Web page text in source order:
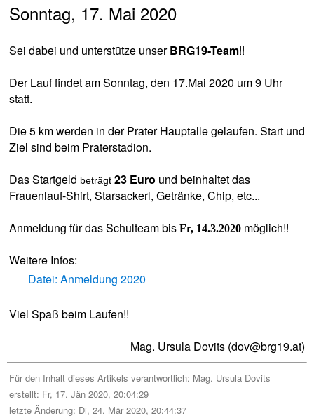
Sonntag, 17. Mai 2020
Sei dabei und unterstütze unserBRG19-Team!!
Der Lauf findet am Sonntag, den 17.Mai 2020 um 9 Uhr
statt.
Die 5 km werden in der Prater Hauptalle gelaufen. Start und
Ziel sind beim Praterstadion.
Das Startgeld beträgt 23 Euro und beinhaltet das
Frauenlauf-Shirt, Starsackerl, Getränke, Chip, etc...
Anmeldung für das Schulteam bis Fr, 14.3.2020 möglich!!
Weitere Infos:
Datei: Anmeldung 2020
Viel Spaß beim Laufen!!
Mag. Ursula Dovits (dov@brg19.at)
Für den Inhalt dieses Artikels verantwortlich: Mag. Ursula Dovits
erstellt: Fr, 17. Jän 2020, 20:04:29
letzte Änderung: Di, 24. Mär 2020, 20:44:37